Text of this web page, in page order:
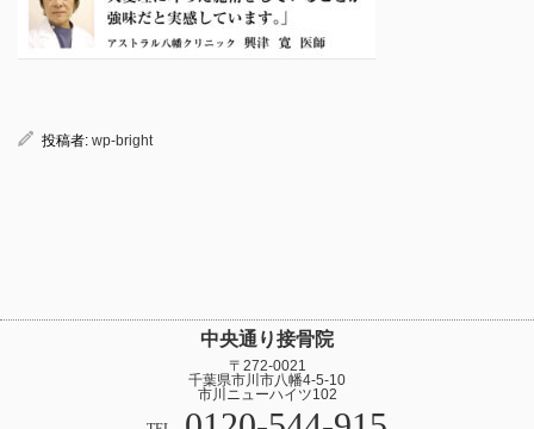
投稿者: wp-bright
中央通り接骨院
〒272-0021
千葉県市川市八幡4-5-10
市川ニューハイツ102